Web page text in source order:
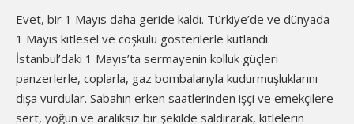
Evet, bir 1 Mayıs daha geride kaldı. Türkiye’de ve dünyada
1 Mayıs kitlesel ve coşkulu gösterilerle kutlandı.
İstanbul’daki 1 Mayıs’ta sermayenin kolluk güçleri
panzerlerle, coplarla, gaz bombalarıyla kudurmuşluklarını
dışa vurdular. Sabahın erken saatlerinden işçi ve emekçilere
sert, yoğun ve aralıksız bir şekilde saldırarak, kitlelerin